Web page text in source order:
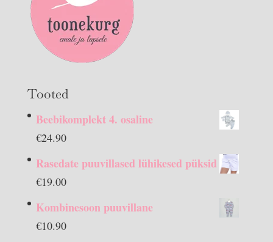
Tooted
Beebikomplekt 4. osaline
€24.90
Rasedate puuvillased lühikesed püksid
€19.00
Kombinesoon puuvillane
€10.90